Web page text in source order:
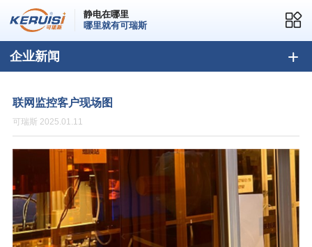
静电在哪里
哪里就有可瑞斯
企业新闻
联网监控客户现场图
可瑞斯 2025.01.11